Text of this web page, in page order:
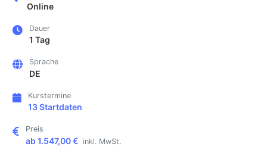
Online
Dauer
1 Tag
Sprache
DE
Kurstermine
13 Startdaten
Preis
ab 1.547,00 € inkl. MwSt.